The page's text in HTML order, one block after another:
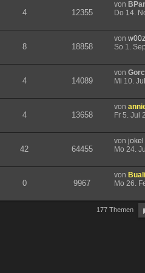
4 12355
von
Do 14.
8 18858
von w00z
So 1.
4 14089
von
Mi 10.
4 13658
von
Fr 5. Jul
42 64455
von jokel
Mo 24.
0 9967
von
Mo 26.
177 Themen